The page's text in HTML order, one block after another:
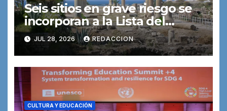
Seis sitios en grave riesgo se
incorporan a la Lista del
Patrimonio Mundial en
Peligro de la UNESCO
JUL 28, 2026 REDACCION
CULTURA Y EDUCACIÓN